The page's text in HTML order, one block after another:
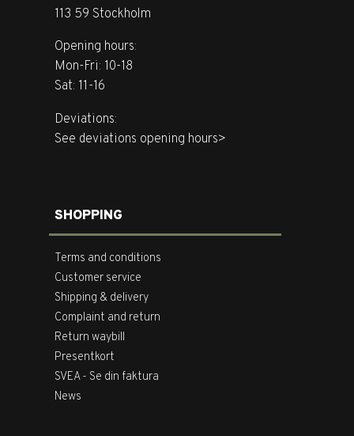
113 59 Stockholm
Opening hours:
Mon-Fri: 10-18
Sat: 11-16
Deviations:
See deviations opening hours>
SHOPPING
Terms and conditions
Customer service
Shipping & delivery
Complaint and return
Return waybill
Presentkort
SVEA - Se din faktura
News